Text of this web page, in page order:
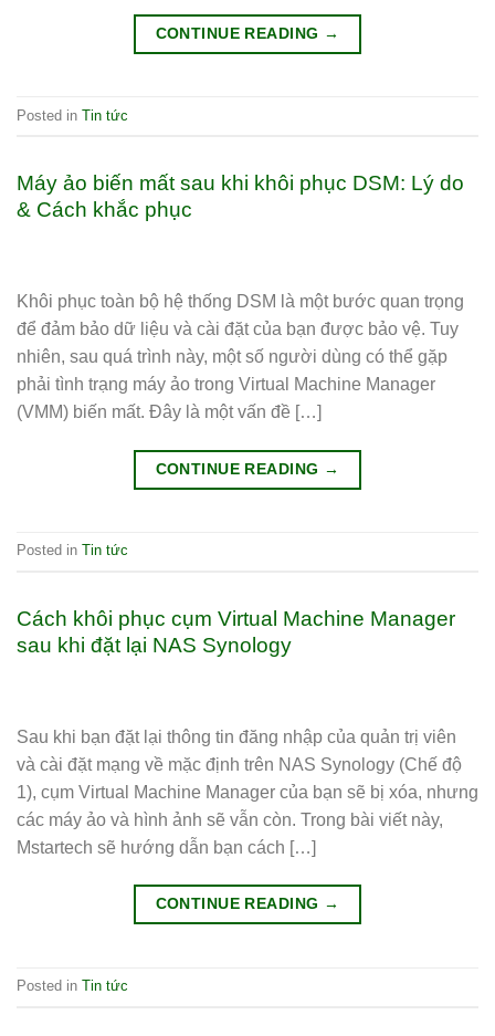
CONTINUE READING →
Posted in Tin tức
Máy ảo biến mất sau khi khôi phục DSM: Lý do
& Cách khắc phục
Khôi phục toàn bộ hệ thống DSM là một bước quan trọng
để đảm bảo dữ liệu và cài đặt của bạn được bảo vệ. Tuy
nhiên, sau quá trình này, một số người dùng có thể gặp
phải tình trạng máy ảo trong Virtual Machine Manager
(VMM) biến mất. Đây là một vấn đề […]
CONTINUE READING →
Posted in Tin tức
Cách khôi phục cụm Virtual Machine Manager
sau khi đặt lại NAS Synology
Sau khi bạn đặt lại thông tin đăng nhập của quản trị viên
và cài đặt mạng về mặc định trên NAS Synology (Chế độ
1), cụm Virtual Machine Manager của bạn sẽ bị xóa, nhưng
các máy ảo và hình ảnh sẽ vẫn còn. Trong bài viết này,
Mstartech sẽ hướng dẫn bạn cách […]
CONTINUE READING →
Posted in Tin tức